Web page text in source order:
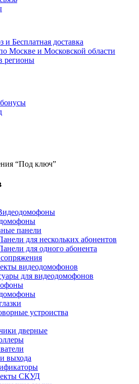
и Бесплатная доставка
Москве и Московской области
регионы
“Под ключ”
панели
для нескольких абонентов
для одного абонента
видеодомофонов
для видеодомофонов
устроиства
дверные
выхода
СКУД